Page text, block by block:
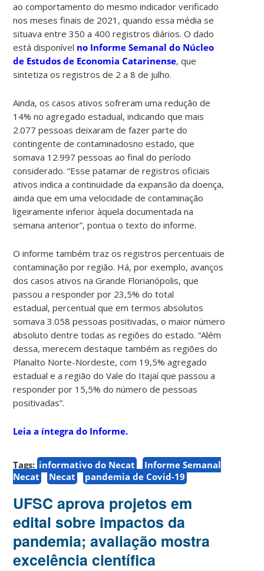
ao comportamento do mesmo indicador verificado
nos meses finais de 2021, quando essa média se
situava entre 350 a 400 registros diários. O dado
está disponível no Informe Semanal do Núcleo
de Estudos de Economia Catarinense, que
sintetiza os registros de 2 a 8 de julho.
Ainda, os casos ativos sofreram uma redução de
14% no agregado estadual, indicando que mais
2.077 pessoas deixaram de fazer parte do
contingente de contaminadosno estado, que
somava 12.997 pessoas ao final do período
considerado. “Esse patamar de registros oficiais
ativos indica a continuidade da expansão da doença,
ainda que em uma velocidade de contaminação
ligeiramente inferior àquela documentada na
semana anterior”, pontua o texto do informe.
O informe também traz os registros percentuais de
contaminação por região. Há, por exemplo, avanços
dos casos ativos na Grande Florianópolis, que
passou a responder por 23,5% do total
estadual, percentual que em termos absolutos
somava 3.058 pessoas positivadas, o maior número
absoluto dentre todas as regiões do estado. “Além
dessa, merecem destaque também as regiões do
Planalto Norte-Nordeste, com 19,5% agregado
estadual e a região do Vale do Itajaí que passou a
responder por 15,5% do número de pessoas
positivadas”.
Leia a íntegra do Informe.
Tags: informativo do Necat
Informe Semanal
Necat
Necat pandemia de Covid-19
UFSC aprova projetos em
edital sobre impactos da
pandemia; avaliação mostra
excelência científica